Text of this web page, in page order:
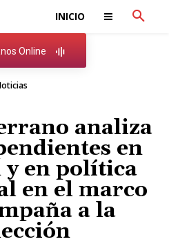
INICIO
Online
analiza
en
y en política
en el marco
a la